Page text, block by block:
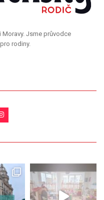
Jsme průvodce
rodiny.